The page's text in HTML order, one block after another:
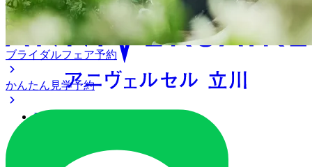
アクセス
ご列席の皆様へ
ブライダルフェア予約
かんたん見学予約